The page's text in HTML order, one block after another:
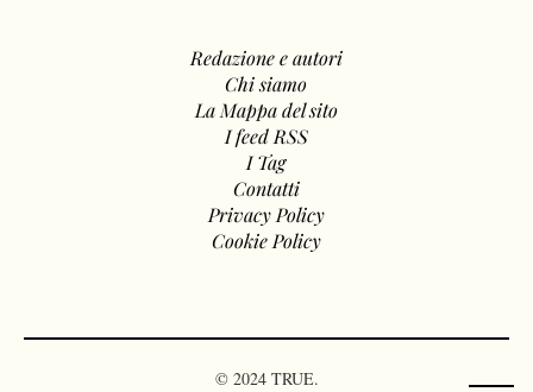
Redazione e autori
Chi siamo
La Mappa del sito
I feed RSS
I Tag
Contatti
Privacy Policy
Cookie Policy
© 2024 TRUE.